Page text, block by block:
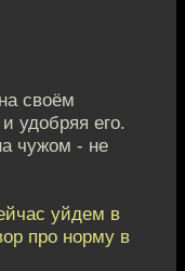
своём
удобряя его.
чужом - не
уйдем в
про норму в